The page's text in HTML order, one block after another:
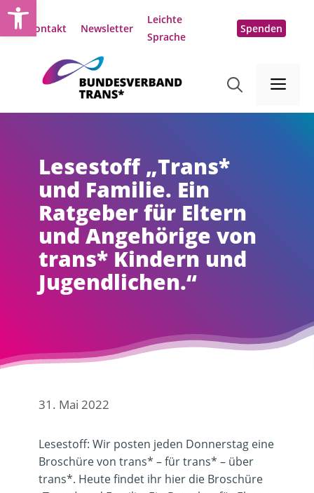
Zum
Inhalt
Kontakt Newsletter
Leichte
Sprache
Spenden
Lesestoff „Trans*
und Familie. Ein
Ratgeber für Eltern
und Angehörige von
trans* Kindern und
Jugendlichen.“
31. Mai 2022
Lesestoff: Wir posten jeden Donnerstag eine
Broschüre von trans* – für trans* – über
trans*. Heute findet ihr hier die Broschüre